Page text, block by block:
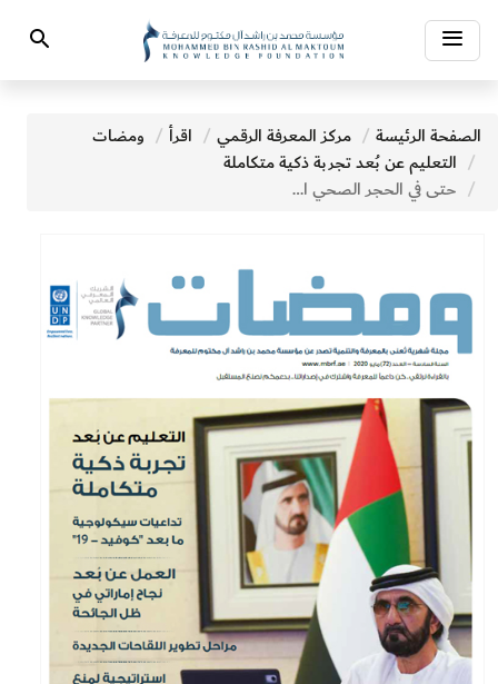
Toggle
navigation
Search
الصفحة الرئيسة مركز المعرفة الرقمي اقرأ
ومضات
التعليم عن بُعد تجربة ذكية متكاملة
حتى في الحجر الصحي الوقت من ذهب